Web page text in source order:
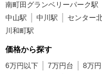
南町田グランベリーパーク駅
中山駅
中川駅 センター
川和町駅
価格から探す
6万円以下 7万円台 8万